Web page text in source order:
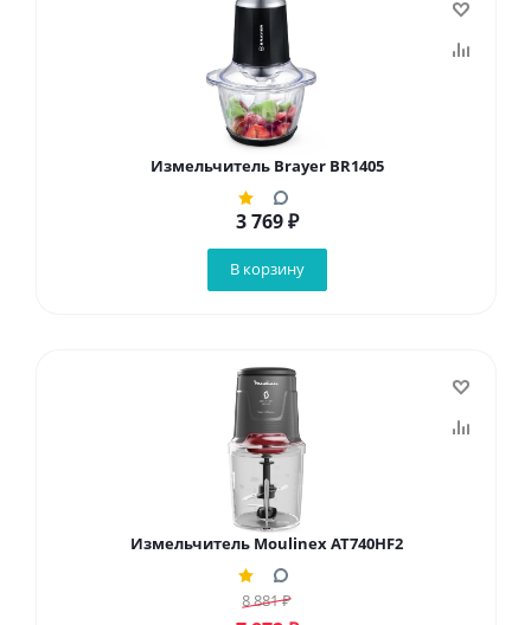
Измельчитель Brayer BR1405
3 769₽
В корзину
Измельчитель Moulinex AT740HF2
8 881₽